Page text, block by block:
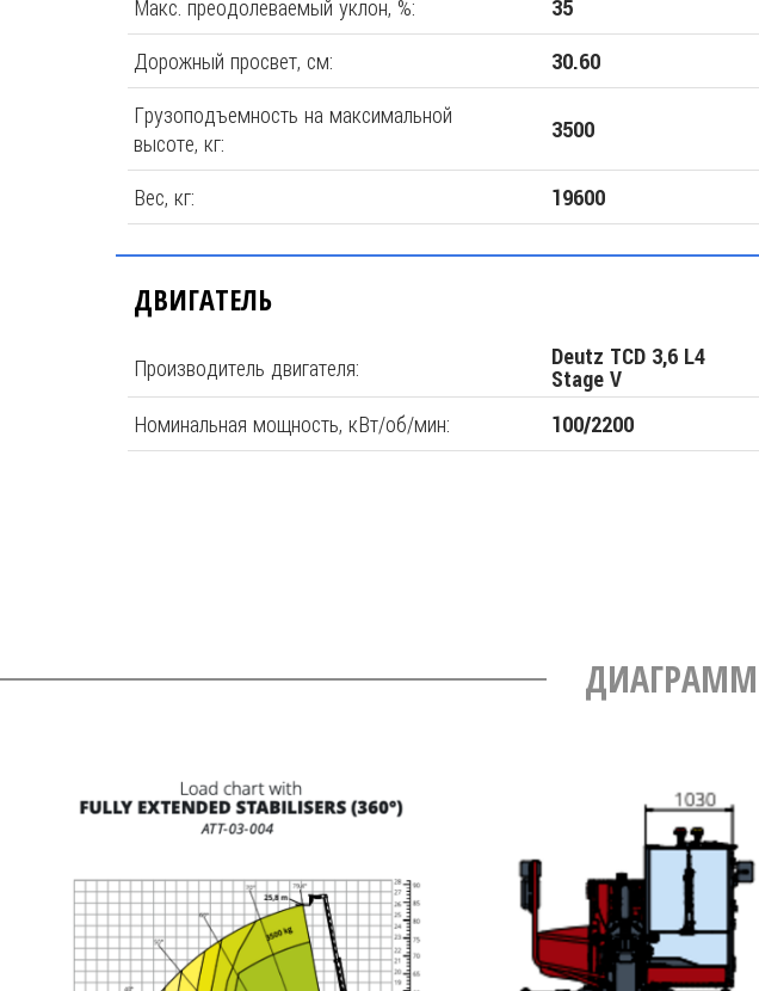
Макс. преодолеваемый уклон, %: 35
Дорожный просвет, см: 30.60
Грузоподъемность на максимальной
высоте, кг:
3500
Вес, кг: 19600
ДВИГАТЕЛЬ
Производитель двигателя:
Deutz TCD 3,6 L4
Stage V
Номинальная мощность, кВт/об/мин: 100/2200